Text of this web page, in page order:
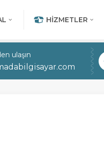
HIZMETLER
ulaşın